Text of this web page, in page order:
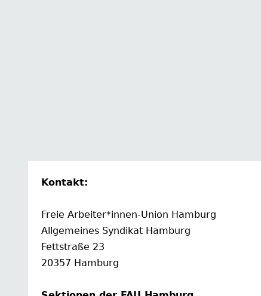
Kontakt:
Freie Arbeiter*innen-Union Hamburg
Allgemeines Syndikat Hamburg
Fettstraße 23
20357 Hamburg